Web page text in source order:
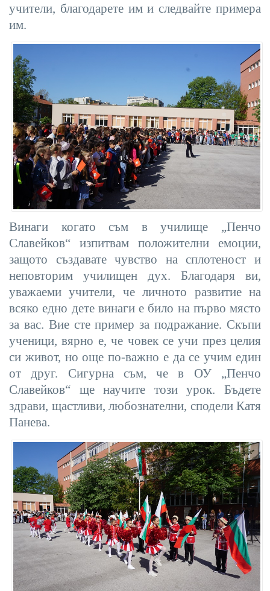
учители, благодарете им и следвайте примера
им.
Винаги когато съм в училище „Пенчо
Славейков“ изпитвам положителни емоции,
защото създавате чувство на сплотеност и
неповторим училищен дух. Благодаря ви,
уважаеми учители, че личното развитие на
всяко едно дете винаги е било на първо място
за вас. Вие сте пример за подражание. Скъпи
ученици, вярно е, че човек се учи през целия
си живот, но още по-важно е да се учим един
от друг. Сигурна съм, че в ОУ „Пенчо
Славейков“ ще научите този урок. Бъдете
здрави, щастливи, любознателни, сподели Катя
Панева.